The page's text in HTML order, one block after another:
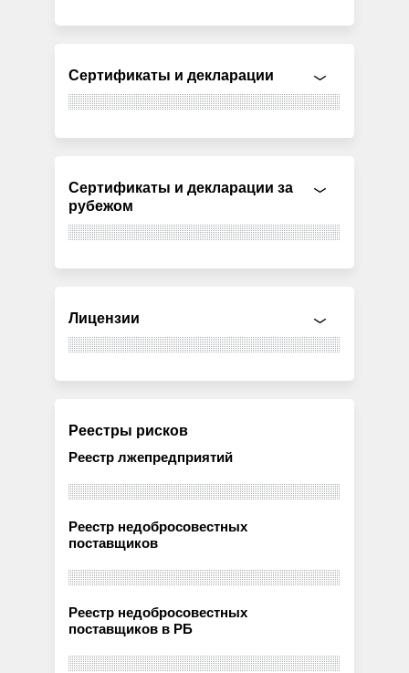
Сертификаты и декларации
Сертификаты и декларации за
рубежом
Лицензии
Реестры рисков
Реестр лжепредприятий
Реестр недобросовестных
поставщиков
Реестр недобросовестных
поставщиков в РБ